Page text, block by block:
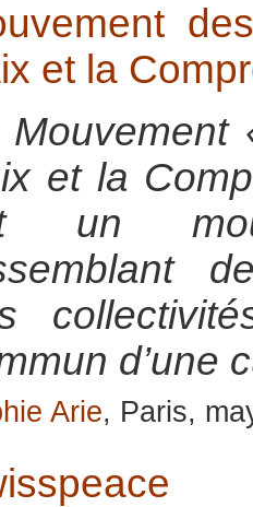
et la
Mouvement
et la
un
d’une
Arie, Paris,